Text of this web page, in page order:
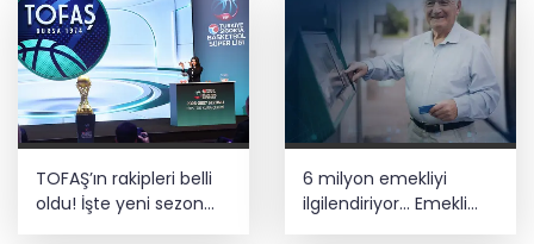
TOFAŞ’ın rakipleri belli
oldu! İşte yeni sezon
6 milyon emekliyi
ilgilendiriyor... Emekli